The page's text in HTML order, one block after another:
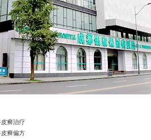
癣治疗
癣偏方